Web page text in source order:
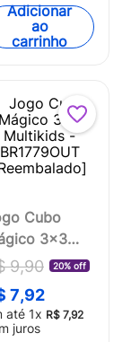
Adicionar
ao
carrinho
Cubo
3x3
-
9,90 20% off
7,92
até 1x R$ 7,92
juros